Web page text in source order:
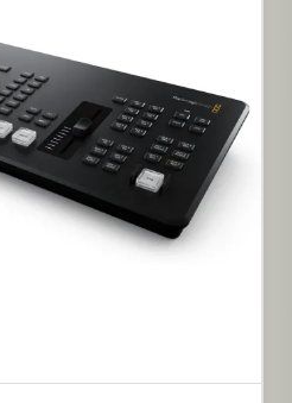
incluant un égaliseur et la